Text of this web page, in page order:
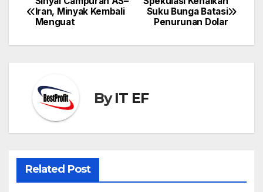
Post
navigation
Suku Bunga Batasi
Penurunan Dolar
Iran, Minyak Kembali
Menguat
ByIT EF
Related Post